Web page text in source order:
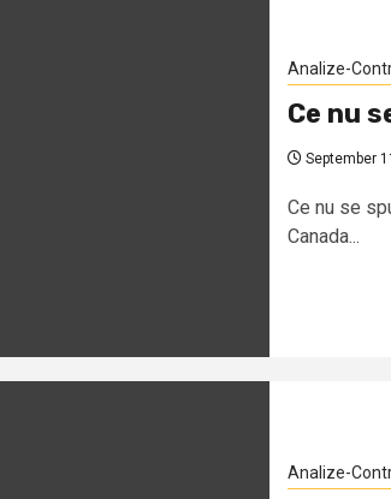
Analize-
Ce nu
September
Ce nu se
Canada...
Analize-